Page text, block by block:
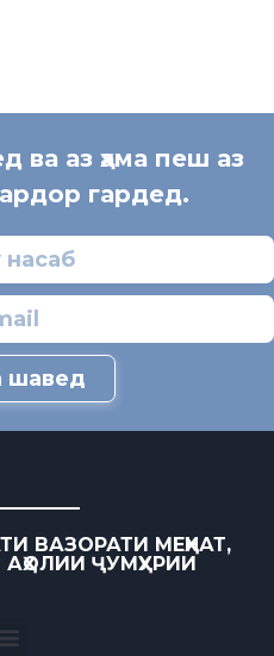
ва аз ҳама пеш аз
гардед.
шавед
ВАЗОРАТИ МЕҲНАТ,
ҶУМҲУРИИ